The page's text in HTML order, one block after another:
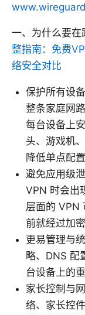
一、为什么要
整指南：免费
络安全对比
保护所有设
整条家庭网
每台设备上
头、游戏机
降低单点配
避免应用级
VPN 时会出
层面的 VPN
前就经过加密
更易管理与
略、DNS 配
台设备上的
家长控制与
络、家长控